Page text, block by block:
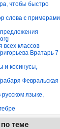
чтобы быстро
слова с примерами
классов
Вратарь 7
и косинусы,
Февральская
языке,
теме